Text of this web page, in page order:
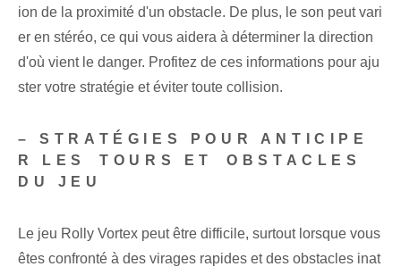
ion de la proximité d'un obstacle. De plus, le son peut vari
er en stéréo, ce qui vous aidera à déterminer la direction
d'où vient le danger. Profitez de ces informations pour aju
ster votre stratégie et éviter toute collision.
– STRATÉGIES POUR ANTICIPE
R LES ⁤TOURS ET ⁣OBSTACLES
DU JEU⁢
Le jeu Rolly Vortex peut être difficile, surtout lorsque vous
êtes confronté à des virages rapides ‌et⁤ des obstacles inat